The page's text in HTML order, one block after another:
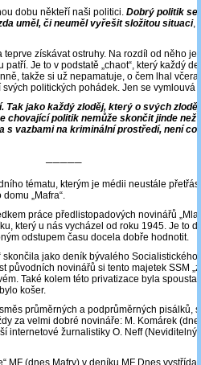
dobu někteří naši politici. Dobrý politik se
uměl, či neuměl vyřešit složitou situaci,
teprve získávat ostruhy. Na rozdíl od něho je
patří. Je to v podstatě „chaot“, který každý
takže si už nepamatuje, o čem lhal
politických pohádek. Jen se vymlouvá
Tak jako každý zloděj, který o svých
chovající politik nemůže skončit jinde než
s vazbami na kriminální prostředí, není
─────
tématu, kterým je médii neustále
„Mafra“.
práce předlistopadových novinářů
který u nás vycházel od roku 1945. Je to
odstupem času docela dobře hodnotit.
skončila jako deník bývalého
původních novinářů si tento majetek SSM
Také kolem této privatizace byla spousta
košer.
průměrných a podprůměrných pisálků,
za velmi dobré novináře: M. Komárek
internetové žurnalistiky O. Neff (Neviditelný